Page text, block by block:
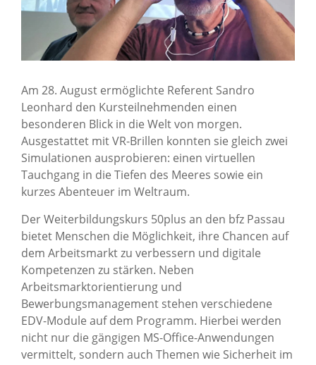
News Archiv
Am 28. August ermöglichte Referent Sandro
Leonhard den Kursteilnehmenden einen
besonderen Blick in die Welt von morgen.
Ausgestattet mit VR-Brillen konnten sie gleich zwei
Simulationen ausprobieren: einen virtuellen
Tauchgang in die Tiefen des Meeres sowie ein
kurzes Abenteuer im Weltraum.
Der Weiterbildungskurs 50plus an den bfz Passau
bietet Menschen die Möglichkeit, ihre Chancen auf
dem Arbeitsmarkt zu verbessern und digitale
Kompetenzen zu stärken. Neben
Arbeitsmarktorientierung und
Bewerbungsmanagement stehen verschiedene
EDV-Module auf dem Programm. Hierbei werden
nicht nur die gängigen MS-Office-Anwendungen
vermittelt, sondern auch Themen wie Sicherheit im